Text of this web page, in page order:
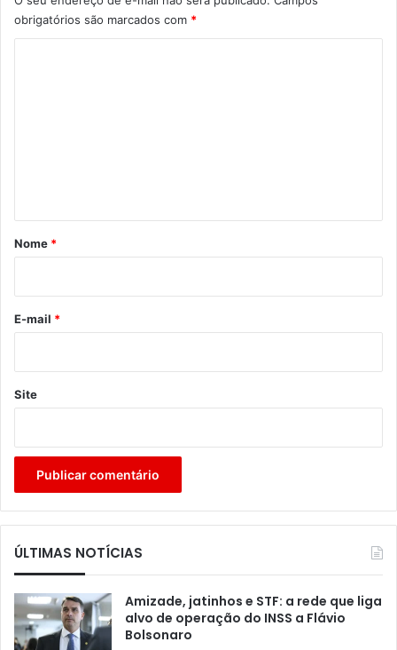
obrigatórios são marcados com *
r
*
Nome *
E-mail *
Site
ÚLTIMAS NOTÍCIAS
Amizade, jatinhos e STF: a rede que liga
alvo de operação do INSS a Flávio
Bolsonaro